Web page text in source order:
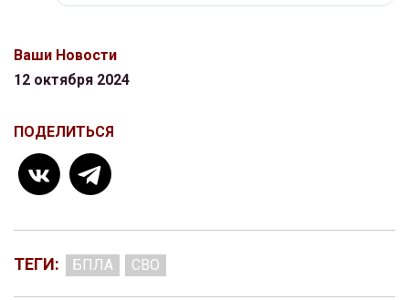
Ваши Новости
12 октября 2024
ПОДЕЛИТЬСЯ
ТЕГИ: БПЛА СВО